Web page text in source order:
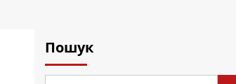
Пошук